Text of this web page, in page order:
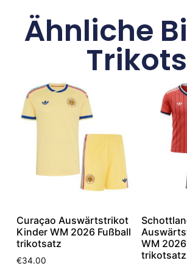
Ähnliche
Trikots
Curaçao Auswärtstrikot
Kinder WM 2026 Fußball
trikotsatz
€34.00
WM
trikotsatz